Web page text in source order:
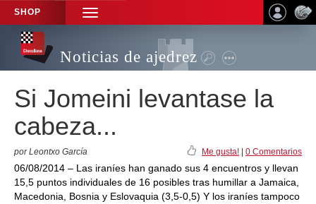
SHOP
TOGGLE
NAVIGATION
Noticias de ajedrez
Si Jomeini levantase la
cabeza...
por Leontxo García Me gusta! 0 Comentarios
06/08/2014 – Las iraníes han ganado sus 4 encuentros y llevan
15,5 puntos individuales de 16 posibles tras humillar a Jamaica,
Macedonia, Bosnia y Eslovaquia (3,5-0,5) Y los iraníes tampoco